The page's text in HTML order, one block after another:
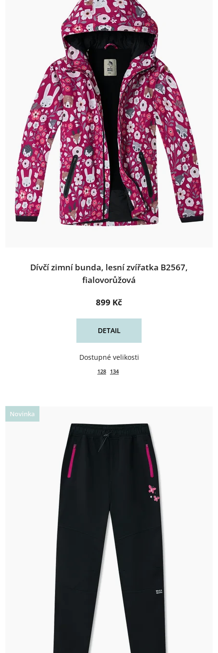
Dívčí zimní bunda, lesní zvířatka B2567,
fialovorůžová
899 Kč
DETAIL
128 134
Novinka